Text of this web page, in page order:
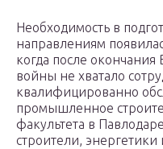
Необходимость в
направлениям
когда после
войны не хватало
квалифицированно
промышленное
факультета в
строители,